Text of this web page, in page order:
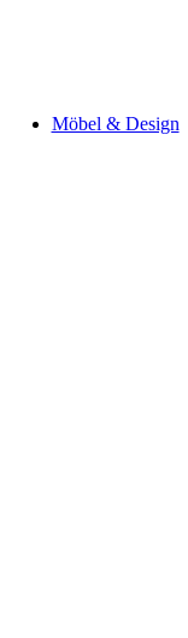
Möbel & Design